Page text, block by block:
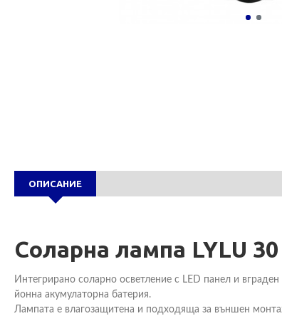
ОПИСАНИЕ
Соларна лампа LYLU
Интегрирано соларно осветление с LED панел и
йонна акумулаторна батерия.
Лампата е влагозащитена и подходяща за външен